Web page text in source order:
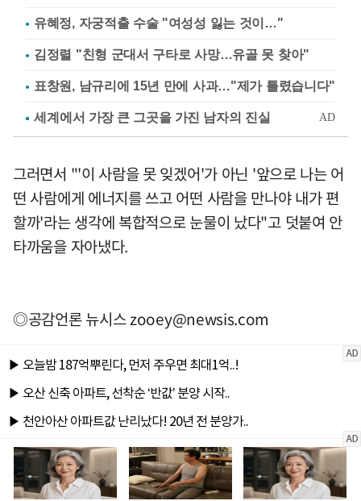
유혜정, 자궁적출 수술 "여성성 잃는 것이…"
김정렬 "친형 군대서 구타로 사망…유골 못 찾아"
표창원, 남규리에 15년 만에 사과…"제가 틀렸습니다"
그러면서 "'이 사람을 못 잊겠어'가 아닌 '앞으로 나는 어
떤 사람에게 에너지를 쓰고 어떤 사람을 만나야 내가 편
할까'라는 생각에 복합적으로 눈물이 났다"고 덧붙여 안
타까움을 자아냈다.
◎공감언론 뉴시스zooey@newsis.com